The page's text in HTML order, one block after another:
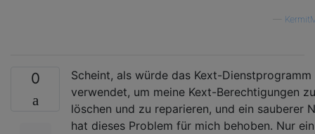
0
Scheint, als würde das Kext-Dienstprogramm
verwendet, um meine Kext-Berechtigungen zu
löschen und zu reparieren, und ein sauberer
hat dieses Problem für mich behoben. Nur